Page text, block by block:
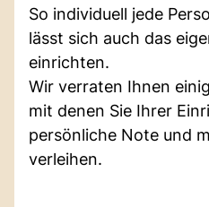
So individuell jede
lässt sich auch das
einrichten.
Wir verraten Ihnen
mit denen Sie Ihrer
persönliche Note und
verleihen.